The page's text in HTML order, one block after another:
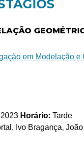
em Modelação
Horário: Tarde
Ivo Bragança,